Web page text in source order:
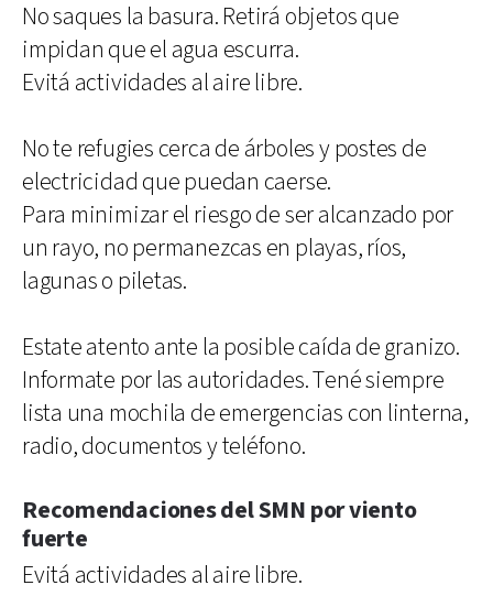
No saques la basura. Retirá objetos que
impidan que el agua escurra.
Evitá actividades al aire libre.
No te refugies cerca de árboles y postes de
electricidad que puedan caerse.
Para minimizar el riesgo de ser alcanzado por
un rayo, no permanezcas en playas, ríos,
lagunas o piletas.
Estate atento ante la posible caída de granizo.
Informate por las autoridades. Tené siempre
lista una mochila de emergencias con linterna,
radio, documentos y teléfono.
Recomendaciones del SMN por viento
fuerte
Evitá actividades al aire libre.